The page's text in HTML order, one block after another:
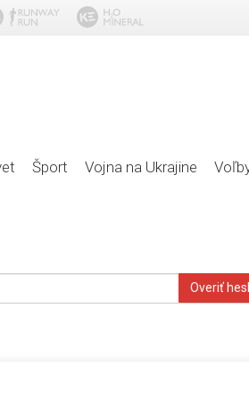
Šport Vojna na Ukrajine
Overiť